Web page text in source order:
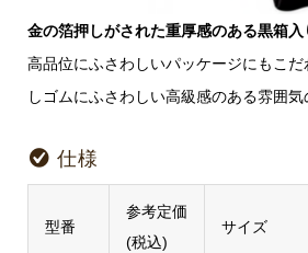
金の箔押しがされた重厚感のある黒箱入
高品位にふさわしいパッケージにもこ
しゴムにふさわしい高級感のある雰囲気
仕様
型番
参考定価
(税込)
サイズ